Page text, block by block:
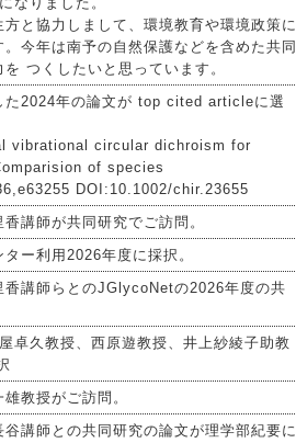
と協力しまして、環境教育や環境政策に
。今年は南予の自然保護などを含めた共同
つくしたいと思っています。
た2024年の論文が top cited articleに選
vibrational circular dichroism for
of species
DOI:10.1002/chir.23655
講師が共同研究でご訪問。
ー利用2026年度に採択。
香講師らとのJGlycoNetの2026年度の共
卓久教授、西原遊教授、井上紗綾子助教
教授がご訪問。
講師との共同研究の論文が理学部紀要に